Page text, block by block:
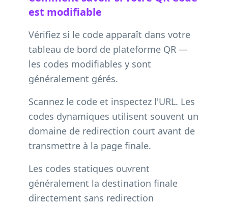
est modifiable
Vérifiez si le code apparaît dans votre
tableau de bord de plateforme QR —
les codes modifiables y sont
généralement gérés.
Scannez le code et inspectez l'URL. Les
codes dynamiques utilisent souvent un
domaine de redirection court avant de
transmettre à la page finale.
Les codes statiques ouvrent
généralement la destination finale
directement sans redirection